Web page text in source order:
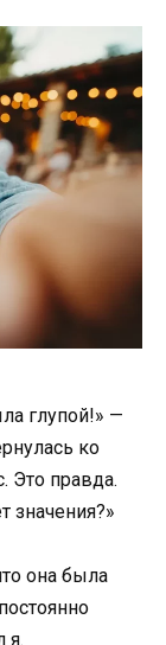
глупой!» —
ко
Это правда.
значения?»
она была
я.